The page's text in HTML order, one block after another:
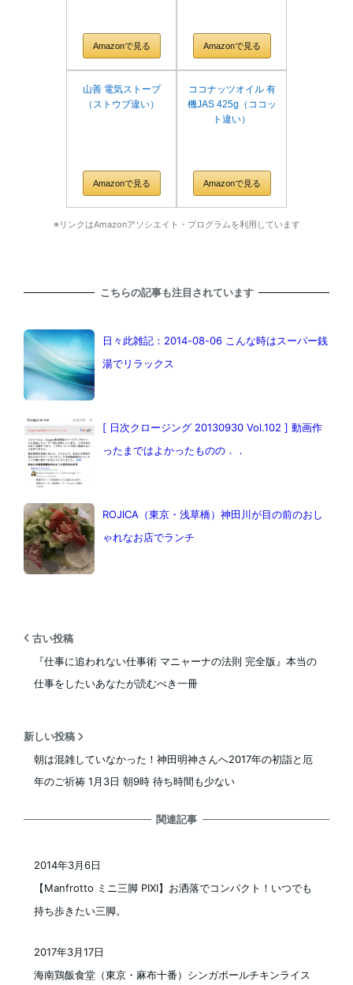
Amazonで見る Amazonで見る
山善 電気ストーブ
（ストウブ違い）
Amazonで見る
ココナッツオイル 有
機JAS 425g（ココッ
ト違い）
Amazonで見る
※リンクはAmazonアソシエイト・プログラムを利用しています
こちらの記事も注目されています
日々此雑記：2014-08-06 こんな時はスーパー銭
湯でリラックス
[ 日次クロージング 20130930 Vol.102 ] 動画作
ったまではよかったものの．．
ROJICA（東京・浅草橋）神田川が目の前のおし
ゃれなお店でランチ
古い投稿
『仕事に追われない仕事術 マニャーナの法則 完全版』本当の
仕事をしたいあなたが読むべき一冊
新しい投稿
朝は混雑していなかった！神田明神さんへ2017年の初詣と厄
年のご祈祷 1月3日 朝9時 待ち時間も少ない
関連記事
【Manfrotto ミニ三脚 PIXI】お洒落でコンパクト！いつでも
持ち歩きたい三脚。
2014年3月6日
海南鶏飯食堂（東京・麻布十番）シンガポールチキンライス
投稿日
2017年3月17日